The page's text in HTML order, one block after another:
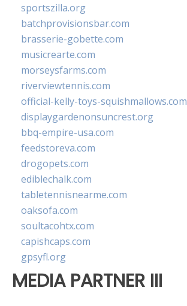
sportszilla.org
batchprovisionsbar.com
brasserie-gobette.com
musicrearte.com
morseysfarms.com
riverviewtennis.com
official-kelly-toys-squishmallows.com
displaygardenonsuncrest.org
bbq-empire-usa.com
feedstoreva.com
drogopets.com
ediblechalk.com
tabletennisnearme.com
oaksofa.com
soultacohtx.com
capishcaps.com
gpsyfl.org
MEDIA PARTNER III